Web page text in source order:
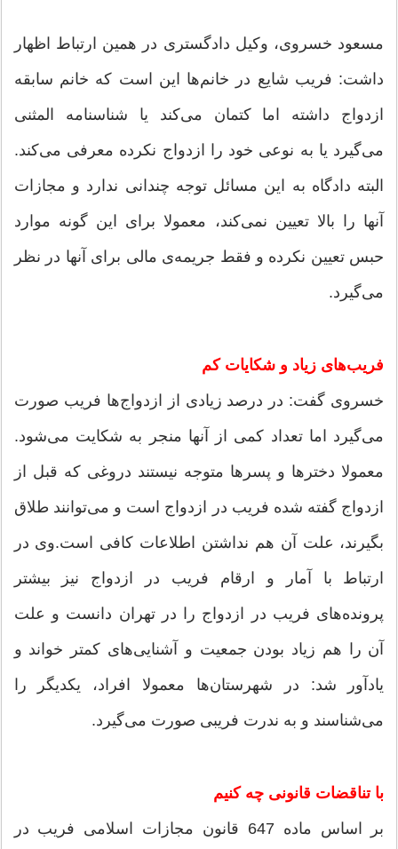
مسعود خسروی، وكیل دادگستری در همین ارتباط اظهار
داشت: فریب شایع در خانم‌ها این است كه خانم سابقه
ازدواج داشته اما كتمان می‌كند یا شناسنامه المثنی
می‌گیرد یا به نوعی خود را ازدواج نكرده معرفی می‌كند.
البته دادگاه به این مسائل توجه چندانی ندارد و مجازات
آنها را بالا تعیین نمی‌كند، معمولا برای این گونه موارد
حبس تعیین نكرده و فقط جریمه‌ی مالی برای آنها در نظر
می‌گیرد.
فریب‌های زیاد و شكایات كم
خسروی گفت: در درصد زیادی از ازدواج‌ها فریب صورت
می‌گیرد اما تعداد كمی از آنها منجر به شكایت می‌شود.
معمولا دختر‌ها و پسرها متوجه نیستند دروغی كه قبل از
ازدواج گفته شده فریب در ازدواج است و می‌توانند طلاق
بگیرند، علت آن هم نداشتن اطلاعات كافی است.وی در
ارتباط با آمار و ارقام فریب در ازدواج نیز بیشتر
پرونده‌های فریب در ازدواج را در تهران دانست و علت
آن را هم زیاد بودن جمعیت و آشنایی‌های كمتر خواند و
یادآور شد: در شهرستان‌ها معمولا افراد، یكدیگر را
می‌شناسند و به ندرت فریبی صورت می‌گیرد.
با تناقضات قانونی چه كنیم
بر اساس ماده 647 قانون مجازات اسلامی فریب در